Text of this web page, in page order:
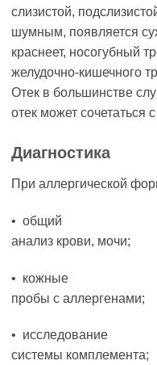
слизистой,
шумным, появляется
краснеет, носогубный
желудочно-кишечного
Отек в большинстве
отек может
Диагностика
При аллергической
• общий
анализ крови, мочи;
• кожные
пробы с аллергенами;
• исследование
системы комплемента;